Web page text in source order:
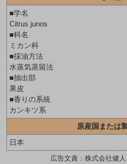
■学名
Citrus junos
■科名
ミカン科
■採油方法
水蒸気蒸留法
■抽出部
果皮
■香りの系統
カンキツ系
原産国または
日本
広告文責：株式会社